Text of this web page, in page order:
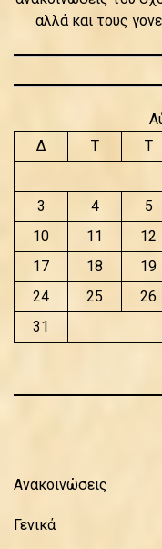
αλλά και τους
Δ
Τ Τ
3
4 5
10
11 12
17
18 19
24
25 26
31
Ανακοινώσεις
Γενικά